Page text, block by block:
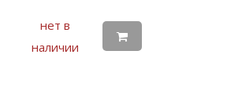
нет в
наличии